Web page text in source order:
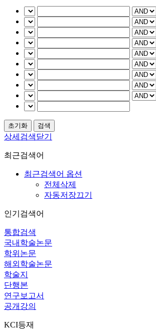
상세검색닫기
최근검색어
최근검색어 옵션
전체삭제
자동저장끄기
인기검색어
통합검색
국내학술논문
학위논문
해외학술논문
학술지
단행본
연구보고서
공개강의
KCI등재